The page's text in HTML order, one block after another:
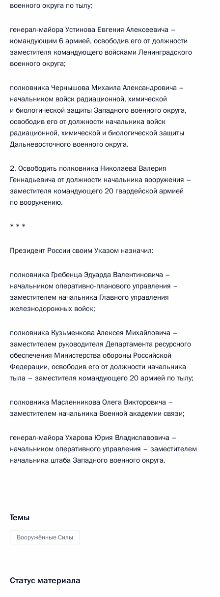
военного округа по тылу;
генерал-майора Устинова Евгения Алексеевича –
командующим 6 армией, освободив его от должности
заместителя командующего войсками Ленинградского
военного округа;
полковника Чернышова Михаила Александровича –
начальником войск радиационной, химической
и биологической защиты Западного военного округа,
освободив его от должности начальника войск
радиационной, химической и биологической защиты
Дальневосточного военного округа.
2. Освободить полковника Николаева Валерия
Геннадьевича от должности начальника вооружения –
заместителя командующего 20 гвардейской армией
по вооружению.
* * *
Президент России своим Указом назначил:
полковника Гребенца Эдуарда Валентиновича –
начальником оперативно-планового управления –
заместителем начальника Главного управления
железнодорожных войск;
полковника Кузьменкова Алексея Михайловича –
заместителем руководителя Департамента ресурсного
обеспечения Министерства обороны Российской
Федерации, освободив его от должности начальника
тыла – заместителя командующего 20 армией по тылу;
полковника Масленникова Олега Викторовича –
заместителем начальника Военной академии связи;
генерал-майора Ухарова Юрия Владиславовича –
начальником оперативного управления – заместителем
начальника штаба Западного военного округа.
Темы
Вооружённые Силы
Статус материала